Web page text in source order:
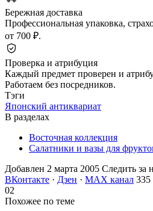
Бережная доставка
Профессиональная упаковка,
от 700 ₽.
Проверка и атрибуция
Каждый предмет проверен и
Работаем без посредников.
Тэги
Японский антиквариат
В разделах
Восточная коллекция
Салатники и вазы для
Добавлен 2 марта 2005 Следить за
ВКонтакте · Дзен · MAX канал 335
02
Похожее по теме